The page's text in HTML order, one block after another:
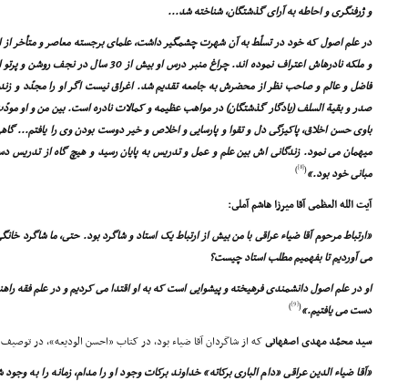
و ژرفنگرى و احاطه به آراى گذشتگان، شناخته شد...
در علم اصول که خود در تسلّط به آن شهرت چشمگیر داشت، علماى برجسته معاصر و متأخر
و ملکه نادرهاش اعتراف نموده اند. چراغ منبر
فاضل و عالم و صاحب نظر از محضرش به جامعه تقدیم شد. اغراق نیست اگر او را مجدّد و
صدر و بقیة السلف (یادگار گذشتگان) در مواهب عظیمه و کمالات نادره است. بین من و او
باوى حسن اخلاق، پاکیزگى دل و تقوا و پارسایى و اخلاص و خیر دوست بودن وى را یافتم...
میهمان مى نمود. زندگانى اش بین علم و عمل و تدریس به پایان رسید و هیچ گاه از تدریس
مبانى خود بود.»(
[8]
)
آیت الله العظمى آقا میرزا هاشم آملى:
«ارتباط مرحوم آقا ضیاء عراقى با من بیش از ارتباط یک استاد و شاگرد بود. حتى، ما شاگرد
مى آوردیم تا بفهمیم مطلب استاد چیست؟
او در علم اصول دانشمندى فرهیخته و پیشوایى است که به او اقتدا مى کردیم و در علم فقه
دست مى یافتیم.»(
[9]
)
سید محمّد مهدى اصفهانىکه از شاگردان آقا ضیاء بود، در کتاب «احسن الودیعه»، در
«آقا ضیاء الدین عراقى «دام البارى برکاته» خداوند برکات وجود او را مدام، زمانه را به